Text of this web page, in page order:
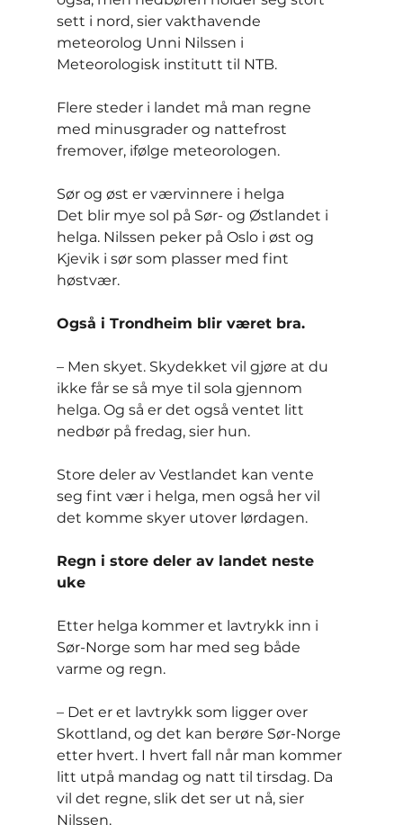
sett i nord, sier vakthavende
meteorolog Unni Nilssen i
Meteorologisk institutt til NTB.
Flere steder i landet må man regne
med minusgrader og nattefrost
fremover, ifølge meteorologen.
Sør og øst er værvinnere i helga
Det blir mye sol på Sør- og Østlandet i
helga. Nilssen peker på Oslo i øst og
Kjevik i sør som plasser med fint
høstvær.
Også i Trondheim blir været bra.
– Men skyet. Skydekket vil gjøre at du
ikke får se så mye til sola gjennom
helga. Og så er det også ventet litt
nedbør på fredag, sier hun.
Store deler av Vestlandet kan vente
seg fint vær i helga, men også her vil
det komme skyer utover lørdagen.
Regn i store deler av landet neste
uke
Etter helga kommer et lavtrykk inn i
Sør-Norge som har med seg både
varme og regn.
– Det er et lavtrykk som ligger over
Skottland, og det kan berøre Sør-Norge
etter hvert. I hvert fall når man kommer
litt utpå mandag og natt til tirsdag. Da
vil det regne, slik det ser ut nå, sier
Nilssen.